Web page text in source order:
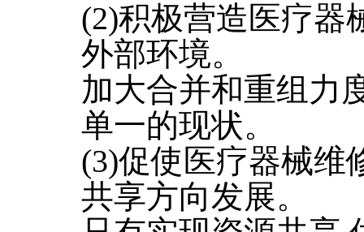
(2)积极营造医疗器
外部环境。
加大合并和重组力
单一的现状。
(3)促使医疗器械维
共享方向发展。